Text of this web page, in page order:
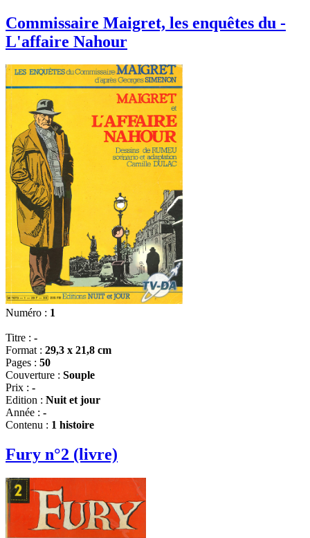
Commissaire Maigret, les enquêtes du -
L'affaire Nahour
Numéro : 1
Titre : -
Format : 29,3 x 21,8 cm
Pages : 50
Couverture : Souple
Prix : -
Edition : Nuit et jour
Année : -
Contenu : 1 histoire
Fury n°2 (livre)